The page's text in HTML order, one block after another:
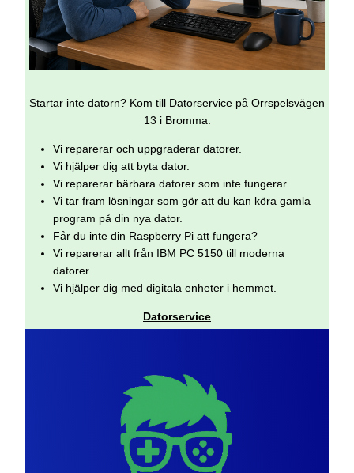
Startar inte datorn? Kom till Datorservice på Orrspelsvägen
13 i Bromma.
Vi reparerar och uppgraderar datorer.
Vi hjälper dig att byta dator.
Vi reparerar bärbara datorer som inte fungerar.
Vi tar fram lösningar som gör att du kan köra gamla
program på din nya dator.
Får du inte din Raspberry Pi att fungera?
Vi reparerar allt från IBM PC 5150 till moderna
datorer.
Vi hjälper dig med digitala enheter i hemmet.
Datorservice